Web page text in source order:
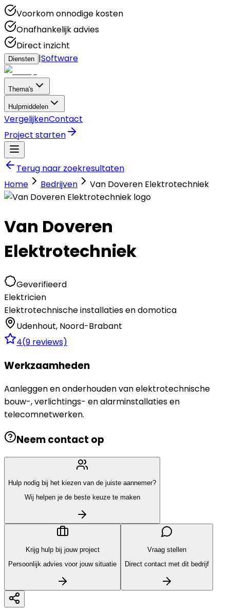
Voorkom onnodige kosten
Onafhankelijk advies
Direct inzicht
Diensten |Software
Thema's
Hulpmiddelen
VergelijkenContact
Project starten
Terug naar zoekresultaten
Home
Bedrijven Van Doveren Elektrotechniek
Van Doveren
Elektrotechniek
Geverifieerd
Elektricien
Elektrotechnische installaties en domotica
Udenhout, Noord-Brabant
4(9 reviews)
Werkzaamheden
Aanleggen en onderhouden van elektrotechnische
bouw-, verlichtings- en alarminstallaties en
telecomnetwerken.
Neem contact op
Hulp nodig bij het kiezen van de juiste aannemer?
Wij helpen je de beste keuze te maken
Krijg hulp bij jouw project
Persoonlijk advies voor jouw situatie
Vraag stellen
Direct contact met dit bedrijf